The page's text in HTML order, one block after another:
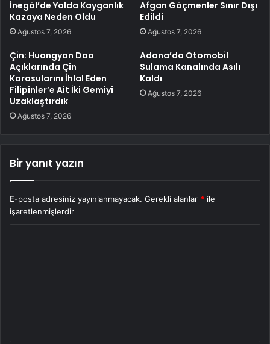
İnegöl’de Yolda Kayganlık
Kazaya Neden Oldu
Ağustos 7, 2026
Afgan Göçmenler Sınır Dışı
Edildi
Ağustos 7, 2026
Çin: Huangyan Dao
Açıklarında Çin
Karasularını İhlal Eden
Filipinler’e Ait İki Gemiyi
Uzaklaştırdık
Ağustos 7, 2026
Adana’da Otomobil
Sulama Kanalında Asılı
Kaldı
Ağustos 7, 2026
Bir yanıt yazın
E-posta adresiniz yayınlanmayacak. Gerekli alanlar * ile
işaretlenmişlerdir